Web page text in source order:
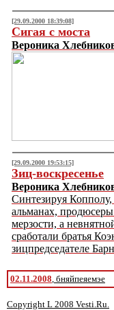
[29.09.2000 18:39:08]
Сигая с моста
Вероника
[29.09.2000 19:53:15]
Зиц-воскресенье
Вероника
Синтезируя
альманах,
мерзости, а
сработали братья
зицпредседателе
02.11.2008, бняйпеяемэе
Copyright L 2008 Vesti.Ru.